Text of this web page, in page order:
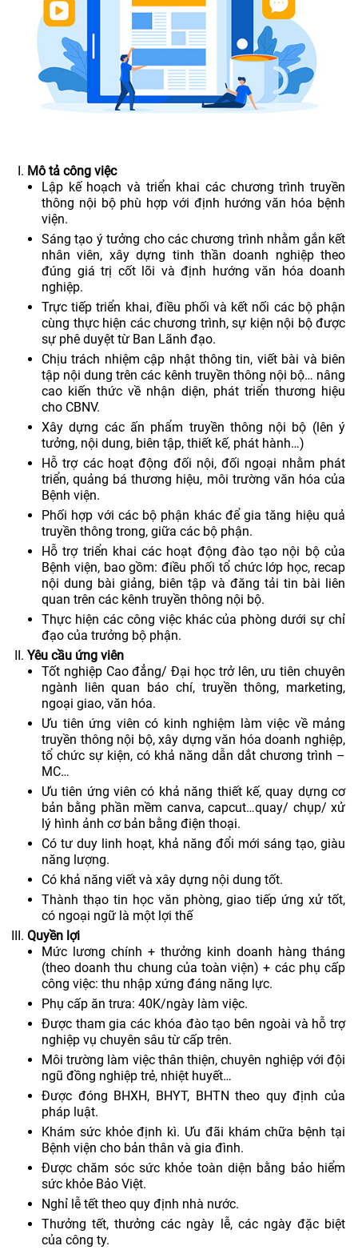
Mô tả công việc
Lập kế hoạch và triển khai các chương trình truyền
thông nội bộ phù hợp với định hướng văn hóa bệnh
viện.
Sáng tạo ý tưởng cho các chương trình nhằm gắn kết
nhân viên, xây dựng tinh thần doanh nghiệp theo
đúng giá trị cốt lõi và định hướng văn hóa doanh
nghiệp.
Trực tiếp triển khai, điều phối và kết nối các bộ phận
cùng thực hiện các chương trình, sự kiện nội bộ được
sự phê duyệt từ Ban Lãnh đạo.
Chịu trách nhiệm cập nhật thông tin, viết bài và biên
tập nội dung trên các kênh truyền thông nội bộ… nâng
cao kiến thức về nhận diện, phát triển thương hiệu
cho CBNV.
Xây dựng các ấn phẩm truyền thông nội bộ (lên ý
tưởng, nội dung, biên tập, thiết kế, phát hành…)
Hỗ trợ các hoạt động đối nội, đối ngoại nhằm phát
triển, quảng bá thương hiệu, môi trường văn hóa của
Bệnh viện.
Phối hợp với các bộ phận khác để gia tăng hiệu quả
truyền thông trong, giữa các bộ phận.
Hỗ trợ triển khai các hoạt động đào tạo nội bộ của
Bệnh viện, bao gồm: điều phối tổ chức lớp học, recap
nội dung bài giảng, biên tập và đăng tải tin bài liên
quan trên các kênh truyền thông nội bộ.
Thực hiện các công việc khác của phòng dưới sự chỉ
đạo của trưởng bộ phận.
Yêu cầu ứng viên
Tốt nghiệp Cao đẳng/ Đại học trở lên, ưu tiên chuyên
ngành liên quan báo chí, truyền thông, marketing,
ngoại giao, văn hóa.
Ưu tiên ứng viên có kinh nghiệm làm việc về mảng
truyền thông nội bộ, xây dựng văn hóa doanh nghiệp,
tổ chức sự kiện, có khả năng dẫn dắt chương trình –
MC…
Ưu tiên ứng viên có khả năng thiết kế, quay dựng cơ
bản bằng phần mềm canva, capcut…quay/ chụp/ xử
lý hình ảnh cơ bản bằng điện thoại.
Có tư duy linh hoạt, khả năng đổi mới sáng tạo, giàu
năng lượng.
Có khả năng viết và xây dựng nội dung tốt.
Thành thạo tin học văn phòng, giao tiếp ứng xử tốt,
có ngoại ngữ là một lợi thế
Quyền lợi
Mức lương chính + thưởng kinh doanh hàng tháng
(theo doanh thu chung của toàn viện) + các phụ cấp
công việc: thu nhập xứng đáng năng lực.
Phụ cấp ăn trưa: 40K/ngày làm việc.
Được tham gia các khóa đào tạo bên ngoài và hỗ trợ
nghiệp vụ chuyên sâu từ cấp trên.
Môi trường làm việc thân thiện, chuyên nghiệp với đội
ngũ đồng nghiệp trẻ, nhiệt huyết…
Được đóng BHXH, BHYT, BHTN theo quy định của
pháp luật.
Khám sức khỏe định kì. Ưu đãi khám chữa bệnh tại
Bệnh viện cho bản thân và gia đình.
Được chăm sóc sức khỏe toàn diện bằng bảo hiểm
sức khỏe Bảo Việt.
Nghỉ lễ tết theo quy định nhà nước.
Thưởng tết, thưởng các ngày lễ, các ngày đặc biệt
của công ty.